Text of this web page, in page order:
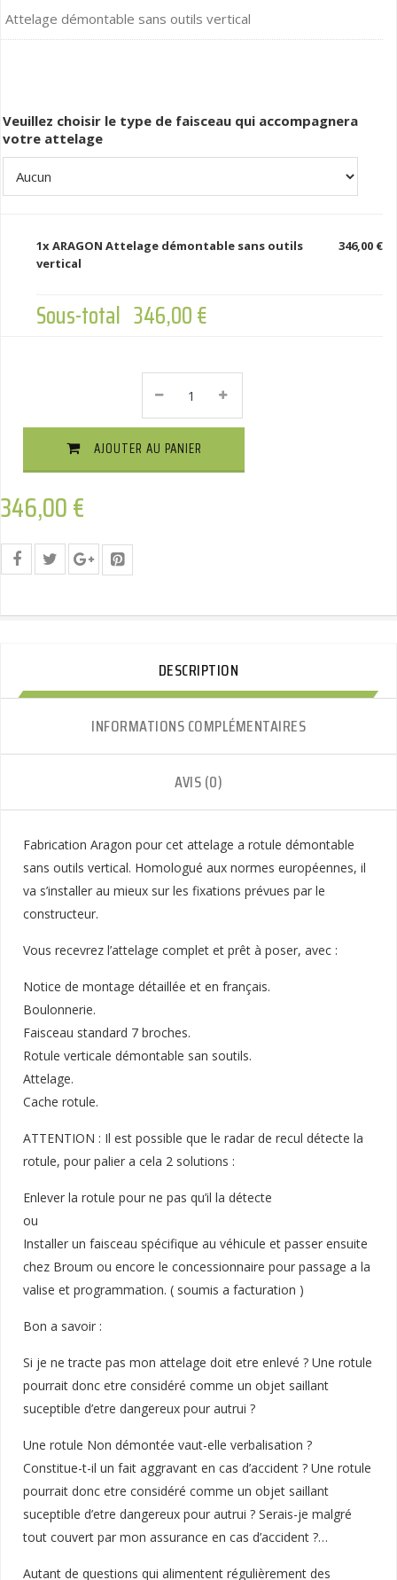
Attelage démontable sans outils vertical
Veuillez choisir le type de faisceau qui accompagnera
votre attelage
1x ARAGON Attelage démontable sans outils
vertical
346,00 €
Sous-total 346,00 €
ARAGON
Attelage
Démontable
Sans
Outils
Vertical
AJOUTER AU PANIER
346,00€
DESCRIPTION
INFORMATIONS COMPLÉMENTAIRES
AVIS (0)
Fabrication Aragon pour cet attelage a rotule démontable
sans outils vertical. Homologué aux normes européennes, il
va s’installer au mieux sur les fixations prévues par le
constructeur.
Vous recevrez l’attelage complet et prêt à poser, avec :
Notice de montage détaillée et en français.
Boulonnerie.
Faisceau standard 7 broches.
Rotule verticale démontable san soutils.
Attelage.
Cache rotule.
ATTENTION : Il est possible que le radar de recul détecte la
rotule, pour palier a cela 2 solutions :
Enlever la rotule pour ne pas qu’il la détecte
ou
Installer un faisceau spécifique au véhicule et passer ensuite
chez Broum ou encore le concessionnaire pour passage a la
valise et programmation. ( soumis a facturation )
Bon a savoir :
Si je ne tracte pas mon attelage doit etre enlevé ? Une rotule
pourrait donc etre considéré comme un objet saillant
suceptible d’etre dangereux pour autrui ?
Une rotule Non démontée vaut-elle verbalisation ?
Constitue-t-il un fait aggravant en cas d’accident ? Une rotule
pourrait donc etre considéré comme un objet saillant
suceptible d’etre dangereux pour autrui ? Serais-je malgré
tout couvert par mon assurance en cas d’accident ?…
Autant de questions qui alimentent régulièrement des